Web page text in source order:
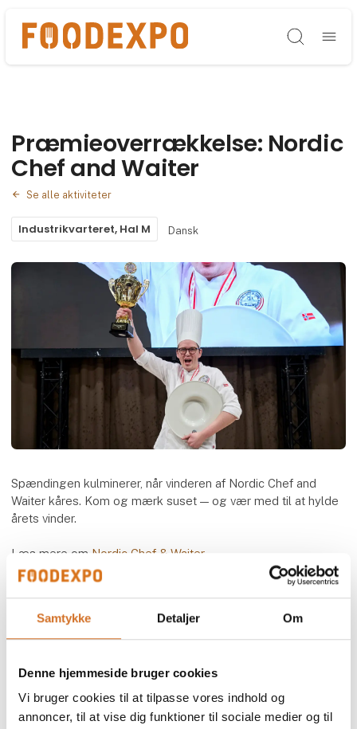
Samtykke Detaljer Om
Denne hjemmeside bruger cookies
Vi bruger cookies til at tilpasse vores indhold og
annoncer, til at vise dig funktioner til sociale medier og til
Søg
Præmieoverrækkelse: Nordic
Chef and Waiter
Se alle aktiviteter
Industrikvarteret, Hal M Dansk
Spændingen kulminerer, når vinderen af Nordic Chef and
Waiter kåres. Kom og mærk suset — og vær med til at hylde
årets vinder.
Læs mere om Nordic Chef & Waiter
Speaker
Præmieoverrækkelse